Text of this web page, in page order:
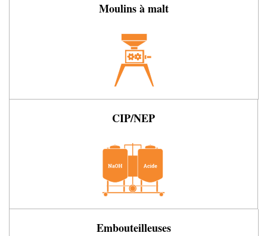
Moulins à malt
CIP/NEP
Embouteilleuses